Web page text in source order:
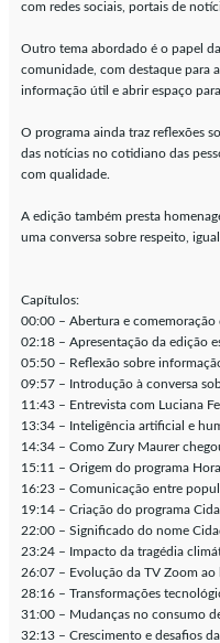
com redes sociais, portais de
Outro tema abordado é o papel
comunidade, com destaque para
informação útil e abrir espaço
O programa ainda traz reflexões
das notícias no cotidiano das
com qualidade.
A edição também presta
uma conversa sobre respeito,
Capítulos:
00:00 – Abertura e comemoração
02:18 – Apresentação da edição
05:50 – Reflexão sobre
09:57 – Introdução à conversa
11:43 – Entrevista com Luciana
13:34 – Inteligência artificial e
14:34 – Como Zury Maurer
15:11 – Origem do programa
16:23 – Comunicação entre
19:14 – Criação do programa
22:00 – Significado do nome
23:24 – Impacto da tragédia
26:07 – Evolução da TV Zoom ao
28:16 – Transformações
31:00 – Mudanças no consumo
32:13 – Crescimento e desafios